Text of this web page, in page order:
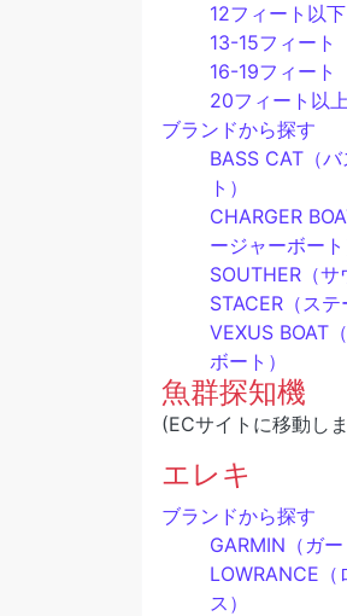
12フィート以下
13-15フィート
16-19フィート
20フィート以上
ブランドから探す
BASS CAT（
ト）
CHARGER
ージャーボート
SOUTHER（サ
STACER（ステ
VEXUS BOAT
ボート）
魚群探知機
(ECサイトに移動し
エレキ
ブランドから探す
GARMIN（ガー
LOWRANCE（
ス）